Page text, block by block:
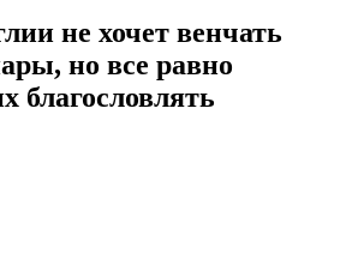
не хочет венчать
но все равно
благословлять